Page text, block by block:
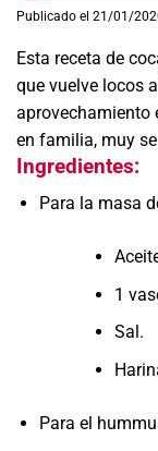
Publicado el 21/01/
Esta receta de
que vuelve locos
aprovechamiento
en familia, muy
Ingredientes:
Para la masa
1
Sal.
Para el